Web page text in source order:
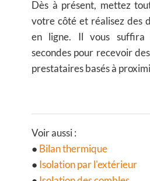
Dès à présent, mettez
votre côté et réalisez des
en ligne. Il vous
secondes pour recevoir
prestataires basés à
Voir aussi :
● Bilan thermique
● Isolation par l'extérieur